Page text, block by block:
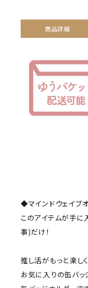
デコ部
商品詳細
◆マインドウェイブ
このアイテムが手に
事)だけ！
推し活がもっと楽し
お気に入りの缶バッ